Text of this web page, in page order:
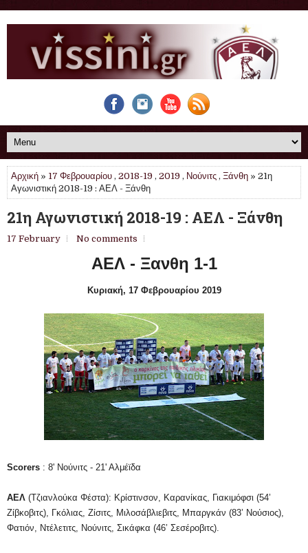
Αρχική » 17 Φεβρουαρίου , 2018-19 , 2019 , Νούνιτς , Ξάνθη » 21η
Αγωνιστική 2018-19 : ΑΕΛ - Ξάνθη
21η Αγωνιστική 2018-19 : ΑΕΛ - Ξάνθη
17 February No comments
ΑΕΛ - Ξανθη 1-1
Κυριακή, 17 Φεβρουαρίου 2019
Scorers : 8' Νούνιτς - 21' Αλμέϊδα
ΑΕΛ (Τζιανλούκα Φέστα): Κρίστινσον, Καρανίκας, Γιακιμόφσι (54’
Ζίβκοβιτς), Γκόλιας, Ζίσιτς, Μιλοσάβλιεβιτς, Μπαργκάν (83’ Νούσιος),
Φατιόν, Ντέλετιτς, Νούνιτς, Σικάφκα (46’ Σεσέροβιτς).